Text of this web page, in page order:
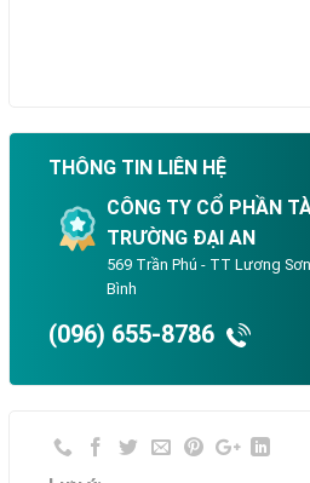
THÔNG TIN LIÊN HỆ
CÔNG TY CỔ PHẦN
TRƯỜNG ĐẠI AN
569 Trần Phú - TT Lương
Bình
(096) 655-8786